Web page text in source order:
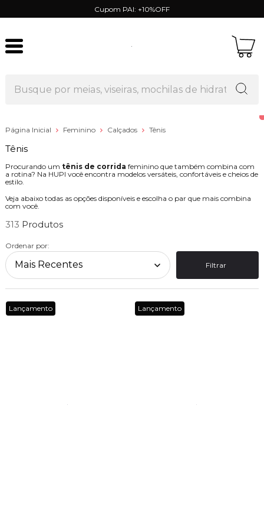
Cupom PAI: +10%OFF
Página Inicial Feminino Calçados Tênis
Tênis
Procurando um tênis de corrida feminino que também combina com
a rotina? Na HUPI você encontra modelos versáteis, confortáveis e cheios de
estilo.
Veja abaixo todas as opções disponíveis e escolha o par que mais combina
com você.
313
Ordenar por:
Filtrar
Lançamento Lançamento